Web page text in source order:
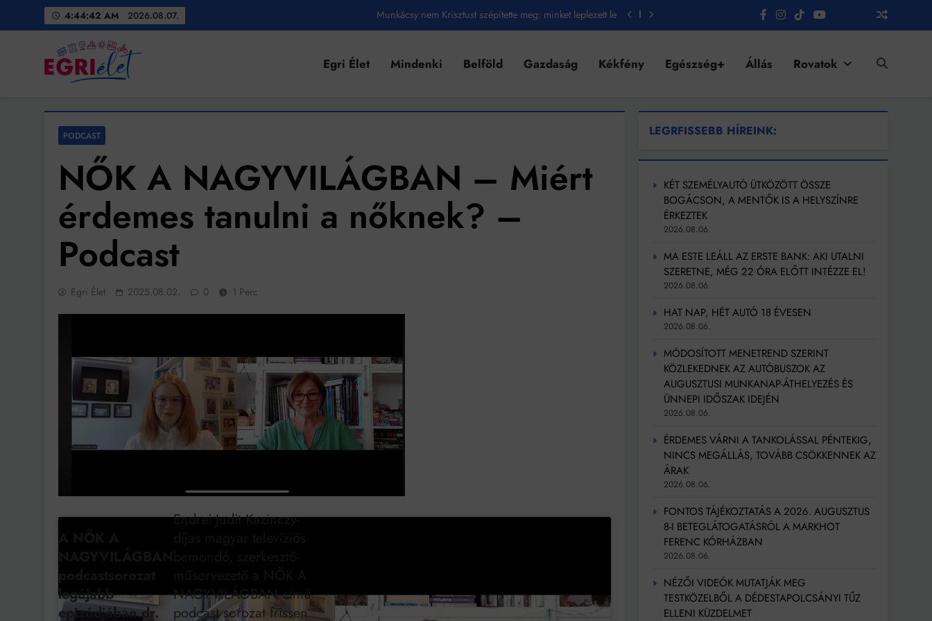
4:44:44 AM 2026.08.07.
Munkácsy nem Krisztust szépítette meg: minket leplezett le
Amikor a Tetris boldogabbá tesz, mint a szerelem
Az öregség nem csak ránc?
Az ördög még mindig Pradát visel. De te miért öltözöl hozzá?
Munkácsy nem Krisztust szépítette meg: minket leplezett le
Móricz Zsigmond: falusi író vagy boncmester?
Egri Élet
Egri Élet Mindenki Belföld Gazdaság Kékfény Egészség+ Állás Rovatok
PODCAST
NŐK A NAGYVILÁGBAN – Miért
érdemes tanulni a nőknek? –
Podcast
Egri Élet 2025.08.02. 0 1 Perc
legújabb
epizódjában dr.
Endrei Judit Kazinczy-
NAGYVILÁGBAN című
podcast sorozat frissen
LEGRFISSEBB HÍREINK:
KÉT SZEMÉLYAUTÓ ÜTKÖZÖTT ÖSSZE
BOGÁCSON, A MENTŐK IS A HELYSZÍNRE
ÉRKEZTEK
2026.08.06.
MA ESTE LEÁLL AZ ERSTE BANK: AKI UTALNI
SZERETNE, MÉG 22 ÓRA ELŐTT INTÉZZE EL!
2026.08.06.
HAT NAP, HÉT AUTÓ 18 ÉVESEN
2026.08.06.
MÓDOSÍTOTT MENETREND SZERINT
KÖZLEKEDNEK AZ AUTÓBUSZOK AZ
AUGUSZTUSI MUNKANAP-ÁTHELYEZÉS ÉS
ÜNNEPI IDŐSZAK IDEJÉN
2026.08.06.
ÉRDEMES VÁRNI A TANKOLÁSSAL PÉNTEKIG,
NINCS MEGÁLLÁS, TOVÁBB CSÖKKENNEK AZ
ÁRAK
2026.08.06.
FONTOS TÁJÉKOZTATÁS A 2026. AUGUSZTUS
8-I BETEGLÁTOGATÁSRÓL A MARKHOT
FERENC KÓRHÁZBAN
2026.08.06.
NÉZŐI VIDEÓK MUTATJÁK MEG
TESTKÖZELBŐL A DÉDESTAPOLCSÁNYI TŰZ
ELLENI KÜZDELMET